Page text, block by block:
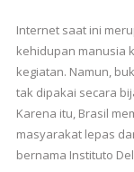
Internet saat ini
kehidupan manusia
kegiatan. Namun,
tak dipakai secara
Karena itu, Brasil
masyarakat lepas
bernama Instituto